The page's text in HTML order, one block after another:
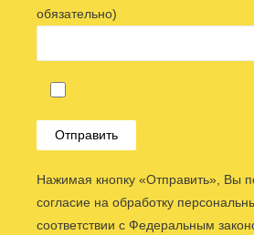
обязательно)
Нажимая кнопку «Отправить», Вы
согласие на обработку
соответствии с Федеральным